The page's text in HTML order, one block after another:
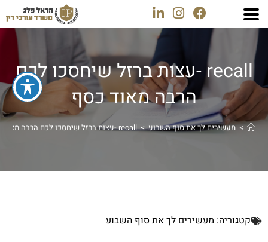
recall -עצות ברזל שיחסכו לכם
הרבה מאוד כסף
> מעשירים לך את סוף השבוע > recall -עצות ברזל שיחסכו לכם הרבה מאוד כסף
קטגוריה: מעשירים לך את סוף השבוע